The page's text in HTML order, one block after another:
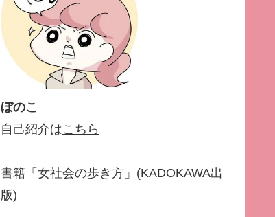
ぼのこ
自己紹介はこちら
書籍「女社会の歩き方」(KADOKAWA出
版)